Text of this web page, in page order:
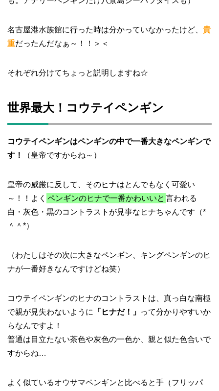
名古屋港水族館に行った時は分かっていなかったけど、 貴
重だったんだなぁ～！！＞＜
それぞれ分けてちょっと説明しますね☆
世界最大！コウテイペンギン
コウテイペンギンはペンギンの中で一番大きなペンギンで
す！
（皇帝ですからね～）
皇帝の威厳に反して、そのヒナはとんでもなく可愛い
～！！よく ペンギンのヒナで一番かわいいと 言われる
白・灰色・黒のコントラストが見事なヒナちゃんです（*
＾＾*）
（わたしはその次に大きなペンギン、キングペンギンのヒ
ナが一番好きなんですけどね笑）
コウテイペンギンのヒナのコントラストは、真っ白な南極
で親が見失わないように
「ヒナだ！」 って分かりやすいか
らなんですよ！
普通は目立たない茶色や灰色の一色か、親と似た色合いで
すからね…
よく似ているオウサマペンギンと比べると手（フリッパ